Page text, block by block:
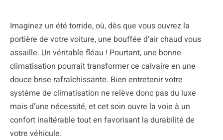
Imaginez un été torride, où, dès que vous ouvrez la
portière de votre voiture, une bouffée d’air chaud vous
assaille. Un véritable fléau ! Pourtant, une bonne
climatisation pourrait transformer ce calvaire en une
douce brise rafraîchissante. Bien entretenir votre
système de climatisation ne relève donc pas du luxe
mais d’une nécessité, et cet soin ouvre la voie à un
confort inaltérable tout en favorisant la durabilité de
votre véhicule.